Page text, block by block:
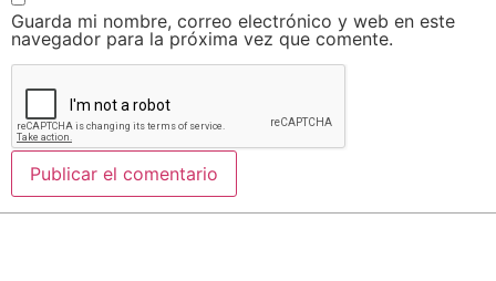
Guarda mi nombre, correo electrónico y web en este
navegador para la próxima vez que comente.